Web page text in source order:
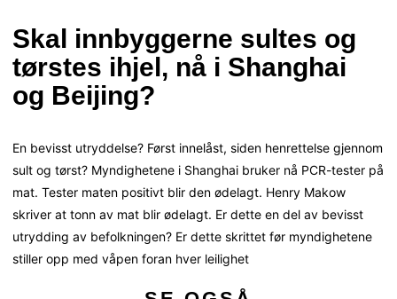
Skal innbyggerne sultes og
tørstes ihjel, nå i Shanghai
og Beijing?
En bevisst utryddelse? Først innelåst, siden henrettelse gjennom
sult og tørst? Myndighetene i Shanghai bruker nå PCR-tester på
mat. Tester maten positivt blir den ødelagt. Henry Makow
skriver at tonn av mat blir ødelagt. Er dette en del av bevisst
utrydding av befolkningen? Er dette skrittet før myndighetene
stiller opp med våpen foran hver leilighet